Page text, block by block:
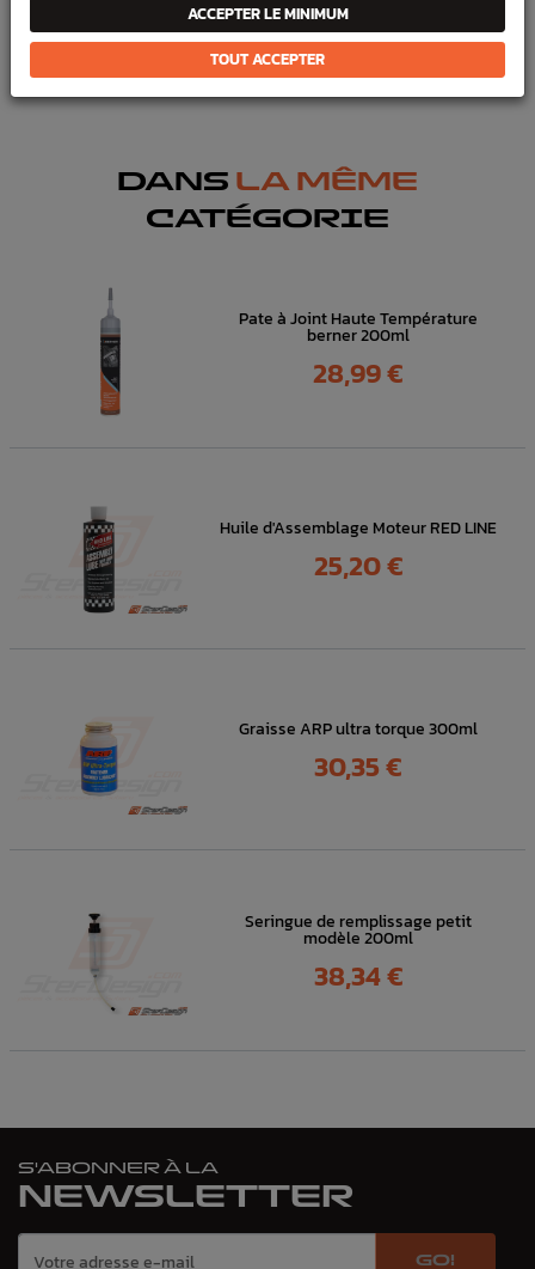
FICHE TECHNIQUE
Outillage & Nettoyage
Nettoyant
DANS LA MÊME
CATÉGORIE
Pate à Joint Haute Température
berner 200ml
Prix
28,99 €
Huile d'Assemblage Moteur RED LINE
Prix
25,20 €
Graisse ARP ultra torque 300ml
Prix
30,35 €
Seringue de remplissage petit
modèle 200ml
Prix
38,34 €
S'ABONNER À LA
NEWSLETTER
GO!
ACCEPTER LE MINIMUM
TOUT ACCEPTER